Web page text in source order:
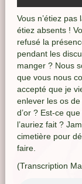
Vous n’étiez pas
étiez absents !
refusé la
pendant les
manger ? Nous
que vous nous
accepté que je
enlever les os
d’or ? Est-ce
l’auriez fait ?
cimetière pour
faire.
(Transcription